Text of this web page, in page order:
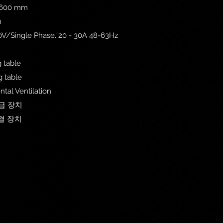
mm
Phase. 20 - 30A 48-63Hz
Sliding table
table
Ventilation
공 공급 장치
치